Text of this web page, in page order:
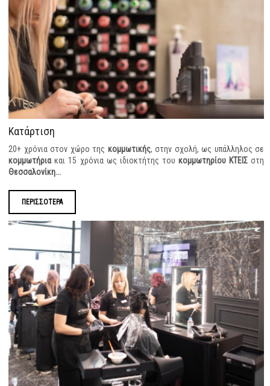
Κατάρτιση
20+ χρόνια στον χώρο της κομμωτικής, στην σχολή, ως υπάλληλος σε
κομμωτήρια και 15 χρόνια ως ιδιοκτήτης του κομμωτηρίου ΚΤΕΙΣ στη
Θεσσαλονίκη...
ΠΕΡΙΣΣΟΤΕΡΑ